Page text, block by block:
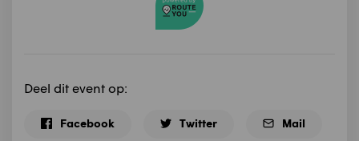
Deel dit event op:
Facebook Twitter Mail